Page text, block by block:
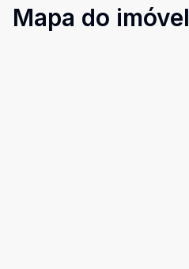
Mapa do imóvel